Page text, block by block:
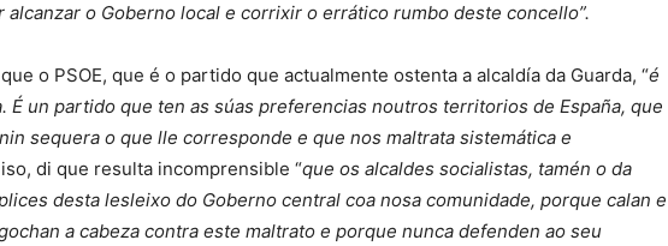
alcanzar o Goberno local e corrixir o errático rumbo deste concello”.
o PSOE, que é o partido que actualmente ostenta a alcaldía da Guarda, “é
É un partido que ten as súas preferencias noutros territorios de España, que
sequera o que lle corresponde e que nos maltrata sistemática e
di que resulta incomprensible “que os alcaldes socialistas, tamén o da
desta lesleixo do Goberno central coa nosa comunidade, porque calan e
a cabeza contra este maltrato e porque nunca defenden ao seu